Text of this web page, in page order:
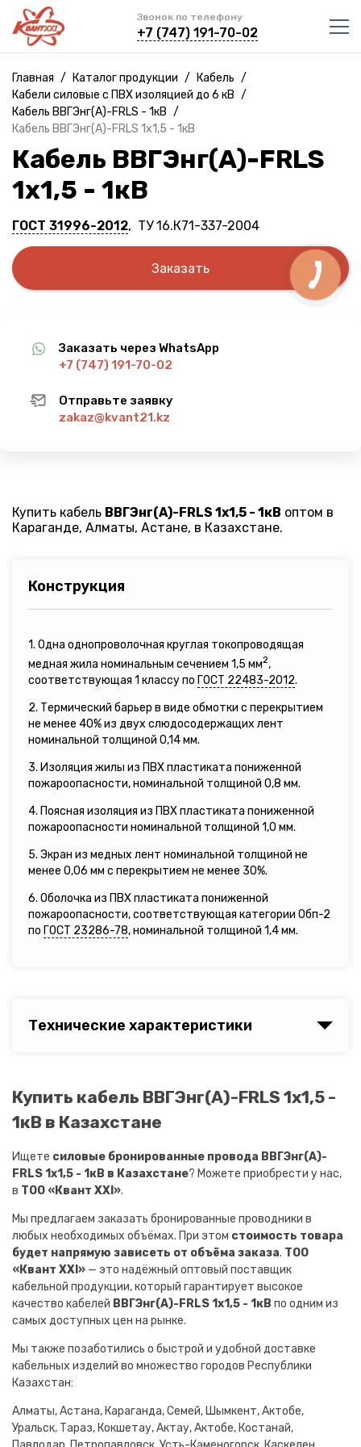
Звонок по телефону
+7 (747) 191-70-02
Главная / Каталог продукции / Кабель /
Кабели силовые с ПВХ изоляцией до 6 кВ /
Кабель ВВГЭнг(A)-FRLS - 1кВ /
Кабель ВВГЭнг(A)-FRLS 1х1,5 - 1кВ
Кабель ВВГЭнг(A)-FRLS
1х1,5 - 1кВ
ГОСТ 31996-2012, ТУ 16.К71-337-2004
Заказать
Заказать через WhatsApp
+7 (747) 191-70-02
Отправьте заявку
zakaz@kvant21.kz
Купить кабель ВВГЭнг(A)-FRLS 1х1,5 - 1кВ оптом в
Караганде, Алматы, Астане, в Казахстане.
Конструкция
1. Одна однопроволочная круглая токопроводящая
медная жила номинальным сечением 1,5 мм2,
соответствующая 1 классу по ГОСТ 22483-2012.
2. Термический барьер в виде обмотки с перекрытием
не менее 40% из двух слюдосодержащих лент
номинальной толщиной 0,14 мм.
3. Изоляция жилы из ПВХ пластиката пониженной
пожароопасности, номинальной толщиной 0,8 мм.
4. Поясная изоляция из ПВХ пластиката пониженной
пожароопасности номинальной толщиной 1,0 мм.
5. Экран из медных лент номинальной толщиной не
менее 0,06 мм с перекрытием не менее 30%.
6. Оболочка из ПВХ пластиката пониженной
пожароопасности, соответствующая категории Обп-2
по ГОСТ 23286-78, номинальной толщиной 1,4 мм.
Технические характеристики
Купить кабель ВВГЭнг(A)-FRLS 1х1,5 -
1кВ в Казахстане
Ищете силовые бронированные провода ВВГЭнг(A)-
FRLS 1х1,5 - 1кВ в Казахстане? Можете приобрести у нас,
в ТОО «Квант XXI».
Мы предлагаем заказать бронированные проводники в
любых необходимых объёмах. При этом стоимость товара
будет напрямую зависеть от объёма заказа. ТОО
«Квант XXI» — это надёжный оптовый поставщик
кабельной продукции, который гарантирует высокое
качество кабелей ВВГЭнг(A)-FRLS 1х1,5 - 1кВ по одним из
самых доступных цен на рынке.
Мы также позаботились о быстрой и удобной доставке
кабельных изделий во множество городов Республики
Казахстан:
Алматы, Астана, Караганда, Семей, Шымкент, Актобе,
Уральск, Тараз, Кокшетау, Актау, Актобе, Костанай,